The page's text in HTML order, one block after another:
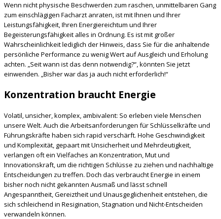
Wenn nicht physische Beschwerden zum raschen, unmittelbaren Gang
zum einschlägigen Facharzt anraten, ist mit Ihnen und Ihrer
Leistungsfähigkeit, Ihren Energiereichtum und Ihrer
Begeisterungsfähigkeit alles in Ordnung. Es ist mit großer
Wahrscheinlichkeit lediglich der Hinweis, dass Sie für die anhaltende
persönliche Performance zu wenig Wert auf Ausgleich und Erholung
achten. „Seit wann ist das denn notwendig?“, könnten Sie jetzt
einwenden. „Bisher war das ja auch nicht erforderlich!“
Konzentration braucht Energie
Volatil, unsicher, komplex, ambivalent: So erleben viele Menschen
unsere Welt. Auch die Arbeitsanforderungen für Schlüsselkräfte und
Führungskräfte haben sich rapid verschärft. Hohe Geschwindigkeit
und Komplexität, gepaart mit Unsicherheit und Mehrdeutigkeit,
verlangen oft ein Vielfaches an Konzentration, Mut und
Innovationskraft, um die richtigen Schlüsse zu ziehen und nachhaltige
Entscheidungen zu treffen. Doch das verbraucht Energie in einem
bisher noch nicht gekannten Ausmaß und lässt schnell
Angespanntheit, Gereiztheit und Unausgeglichenheit entstehen, die
sich schleichend in Resigination, Stagnation und Nicht-Entscheiden
verwandeln können.